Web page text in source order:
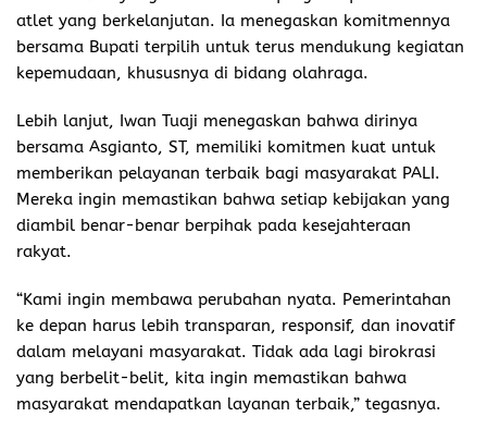
atlet yang berkelanjutan. Ia menegaskan komitmennya
bersama Bupati terpilih untuk terus mendukung kegiatan
kepemudaan, khususnya di bidang olahraga.
Lebih lanjut, Iwan Tuaji menegaskan bahwa dirinya
bersama Asgianto, ST, memiliki komitmen kuat untuk
memberikan pelayanan terbaik bagi masyarakat PALI.
Mereka ingin memastikan bahwa setiap kebijakan yang
diambil benar-benar berpihak pada kesejahteraan
rakyat.
“Kami ingin membawa perubahan nyata. Pemerintahan
ke depan harus lebih transparan, responsif, dan inovatif
dalam melayani masyarakat. Tidak ada lagi birokrasi
yang berbelit-belit, kita ingin memastikan bahwa
masyarakat mendapatkan layanan terbaik,” tegasnya.